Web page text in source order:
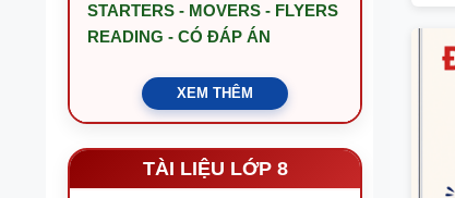
STARTERS - MOVERS - FLYERS
READING - CÓ ĐÁP ÁN
XEM THÊM
TÀI LIỆU LỚP 8